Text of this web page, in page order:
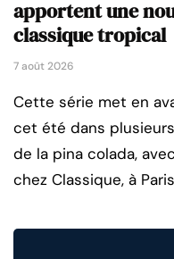
apportent une
classique tropical
7 août 2026
Cette série met en
cet été dans
de la pina colada,
chez Classique, à